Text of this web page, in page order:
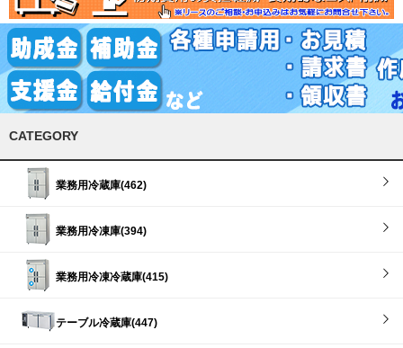
CATEGORY
業務用冷蔵庫(462)
業務用冷凍庫(394)
業務用冷凍冷蔵庫(415)
テーブル冷蔵庫(447)